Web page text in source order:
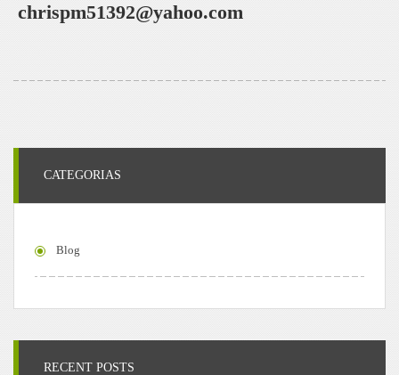
chrispm51392@yahoo.com
CATEGORIAS
Blog
RECENT POSTS